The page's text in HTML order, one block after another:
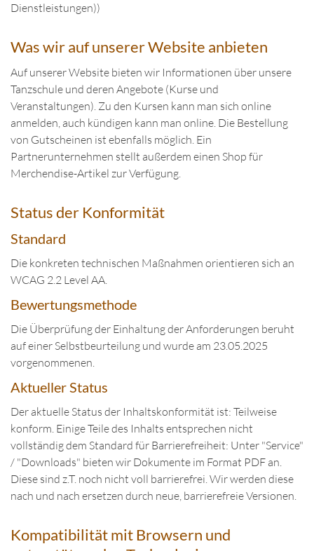
Dienstleistungen))
Was wir auf unserer Website anbieten
Auf unserer Website bieten wir Informationen über unsere
Tanzschule und deren Angebote (Kurse und
Veranstaltungen). Zu den Kursen kann man sich online
anmelden, auch kündigen kann man online. Die Bestellung
von Gutscheinen ist ebenfalls möglich. Ein
Partnerunternehmen stellt außerdem einen Shop für
Merchendise-Artikel zur Verfügung.
Status der Konformität
Standard
Die konkreten technischen Maßnahmen orientieren sich an
WCAG 2.2 Level AA.
Bewertungsmethode
Die Überprüfung der Einhaltung der Anforderungen beruht
auf einer Selbstbeurteilung und wurde am 23.05.2025
vorgenommenen.
Aktueller Status
Der aktuelle Status der Inhaltskonformität ist: Teilweise
konform. Einige Teile des Inhalts entsprechen nicht
vollständig dem Standard für Barrierefreiheit: Unter "Service"
/ "Downloads" bieten wir Dokumente im Format PDF an.
Diese sind z.T. noch nicht voll barrierefrei. Wir werden diese
nach und nach ersetzen durch neue, barrierefreie Versionen.
Kompatibilität mit Browsern und